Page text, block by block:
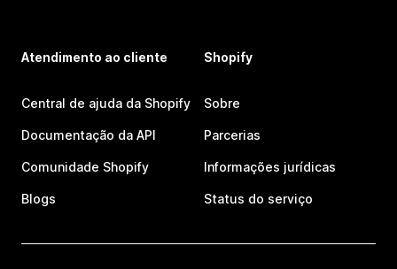
Atendimento ao cliente
Central de ajuda da Shopify
Documentação da API
Comunidade Shopify
Blogs
Shopify
Sobre
Parcerias
Informações jurídicas
Status do serviço